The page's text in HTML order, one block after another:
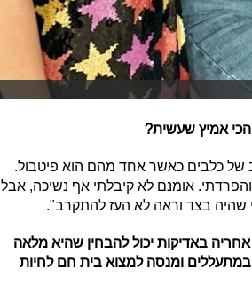
אמיץ שעשית?
של כלבים כאשר אחד מהם הוא פיטבול.
אומנם לא קיבלתי אף נשיכה, אבל
שהיה בצד וראה לא העז להתקרב".
באדיקות יכול להבחין שהיא מלאה
במתעללים ומנסה למצוא בית חם לחיות